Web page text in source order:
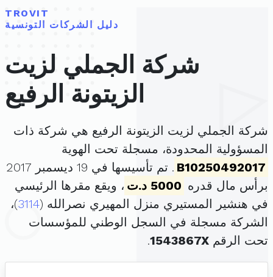
TROVIT
دليل الشركات التونسية
شركة الجملي لزيت
الزيتونة الرفيع
شركة الجملي لزيت الزيتونة الرفيع هي شركة ذات
المسؤولية المحدودة، مسجلة تحت الهوية
B10250492017
. تم تأسيسها في 19 ديسمبر 2017
برأس مال قدره 5000 د.ت
، ويقع مقرها الرئيسي
في هنشير المستيري منزل المهيري نصرالله (3114)،
الشركة مسجلة في السجل الوطني للمؤسسات
تحت الرقم 1543867X
.